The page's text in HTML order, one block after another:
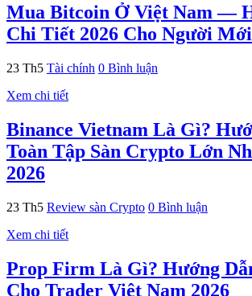
Mua Bitcoin Ở Việt Nam —
Chi Tiết 2026 Cho Người Mới
23 Th5 Tài chính 0 Bình luận
Xem chi tiết
Binance Vietnam Là Gì?
Toàn Tập Sàn Crypto Lớn
2026
23 Th5 Review sàn Crypto 0 Bình luận
Xem chi tiết
Prop Firm Là Gì? Hướng
Cho Trader Việt Nam 2026